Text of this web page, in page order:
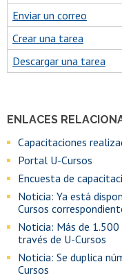
ENLACES
Capacitaciones
Portal U-Cursos
Encuesta de
Noticia: Ya está
Cursos
Noticia: Más de
través de U-Cursos
Noticia: Se duplica
Cursos
Enviar un correo
Crear una tarea
Descargar una tarea